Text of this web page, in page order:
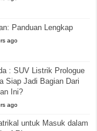
Panduan Lengkap
ago
: SUV Listrik Prologue
Siap Jadi Bagian Dari
Ini?
ago
untuk Masuk dalam